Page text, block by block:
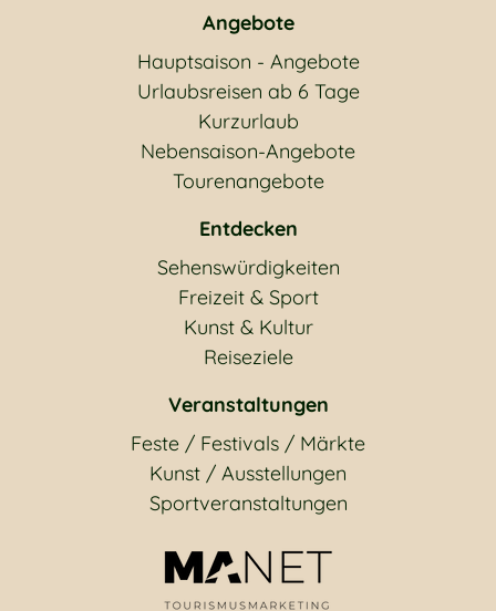
Angebote
Hauptsaison - Angebote
Urlaubsreisen ab 6 Tage
Kurzurlaub
Nebensaison-Angebote
Tourenangebote
Entdecken
Sehenswürdigkeiten
Freizeit & Sport
Kunst & Kultur
Reiseziele
Veranstaltungen
Feste / Festivals / Märkte
Kunst / Ausstellungen
Sportveranstaltungen